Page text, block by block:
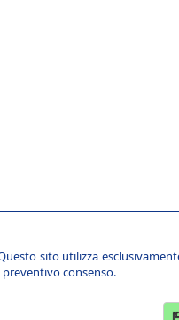
sito utilizza
consenso.